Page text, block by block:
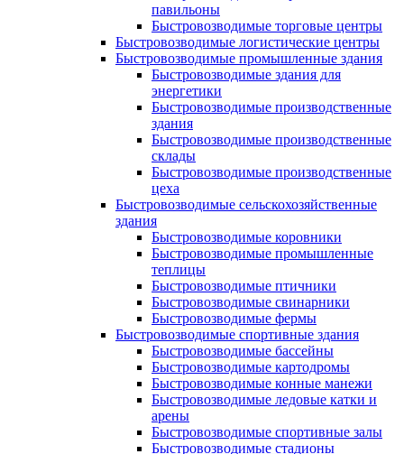
павильоны
Быстровозводимые торговые центры
Быстровозводимые логистические центры
Быстровозводимые промышленные здания
Быстровозводимые здания для
энергетики
Быстровозводимые производственные
здания
Быстровозводимые производственные
склады
Быстровозводимые производственные
цеха
Быстровозводимые сельскохозяйственные
здания
Быстровозводимые коровники
Быстровозводимые промышленные
теплицы
Быстровозводимые птичники
Быстровозводимые свинарники
Быстровозводимые фермы
Быстровозводимые спортивные здания
Быстровозводимые бассейны
Быстровозводимые картодромы
Быстровозводимые конные манежи
Быстровозводимые ледовые катки и
арены
Быстровозводимые спортивные залы
Быстровозводимые стадионы